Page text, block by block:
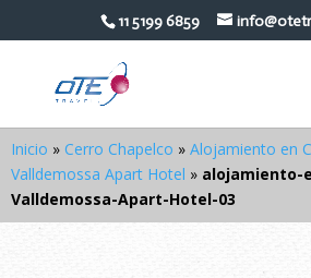
11 5199 6859
Inicio » Cerro Chapelco » Alojamiento en
Valldemossa Apart Hotel » alojamiento-
Valldemossa-Apart-Hotel-03